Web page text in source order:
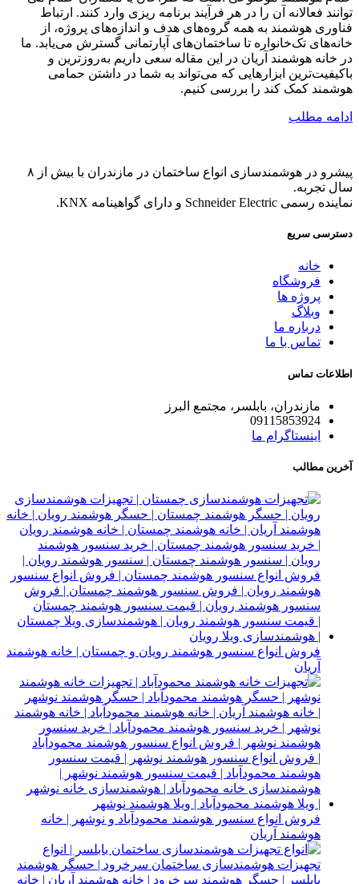
توانند فعالانه آن را در هر فرآیند برنامه ریزی وارد کنند. ارتباط
فناوری هوشمند به همه گروه‌های هدف و اندازه‌های پروژه، از
خانه‌های تک‌خانواره تا ساختمان‌های آپارتمانی گسترش می‌یابد. ما
در خانه هوشمند آریان در این مقاله سعی داریم به‌روز‌ترین و
با‌کیفیت‌ترین ابزار‌هایی که می‌تواند به شما در داشتن حمامی
هوشمند کمک کند را بررسی کنیم.
ادامه مطلب
پیشرو در هوشمندسازی انواع ساختمان در مازندران با بیش از ۸
سال تجربه.
نماینده رسمی Schneider Electric و دارای گواهینامه KNX.
دسترسی سریع
خانه
فروشگاه
پروژه ها
وبلاگ
درباره ما
تماس با ما
اطلاعات تماس
مازندران، بابلسر، مجتمع البرز
09115853924
اینستاگرام ما
آخرین مطالب
فروش انواع سنسور هوشمند رویان و چمستان | خانه هوشمند
آریان
فروش انواع سنسور هوشمند محمودآباد و نوشهر | خانه
هوشمند آریان